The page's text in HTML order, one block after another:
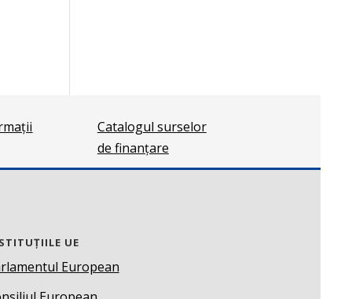
Catalogul surselor
de finanțare
UE
European